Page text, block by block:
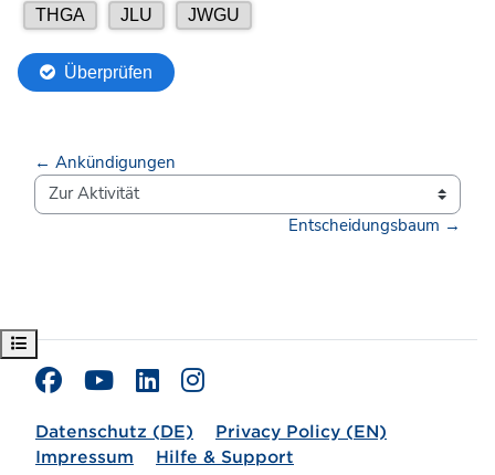
Kursindex öffnen
← Ankündigungen
Zur Aktivität
Entscheidungsbaum →
Datenschutz (DE)
Privacy Policy (EN)
Impressum
Hilfe & Support